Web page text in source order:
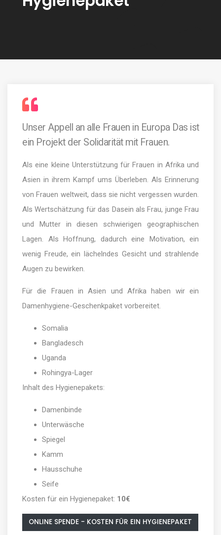
Unser Appell an alle Frauen in Europa Das ist
ein Projekt der Solidarität mit Frauen.
Als eine kleine Unterstützung für Frauen in Afrika und
Asien in ihrem Kampf ums Überleben. Als Erinnerung
von Frauen weltweit, dass sie nicht vergessen wurden.
Als Wertschätzung für das Dasein als Frau, junge Frau
und Mutter in diesen schwierigen geographischen
Lagen. Als Hoffnung, dadurch eine Motivation, ein
wenig Freude, ein lächelndes Gesicht und strahlende
Augen zu bewirken.
Für die Frauen in Asien und Afrika haben wir ein
Damenhygiene-Geschenkpaket vorbereitet.
Somalia
Bangladesch
Uganda
Rohingya-Lager
Inhalt des Hygienepakets:
Damenbinde
Unterwäsche
Spiegel
Kamm
Hausschuhe
Seife
Kosten für ein Hygienepaket: 10€
ONLINE SPENDE - KOSTEN FÜR EIN HYGIENEPAKET